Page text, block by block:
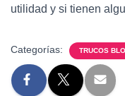
utilidad y si tienen
Categorías: TRUCOS